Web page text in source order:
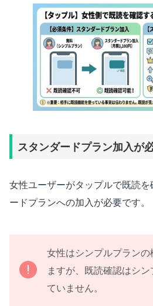
スタンダードプラン加入が
女性ユーザーがタップルで既読
ードプランへの加入が必要です。
女性はシンプルプラン
ますが、既読確認はシ
ていません。